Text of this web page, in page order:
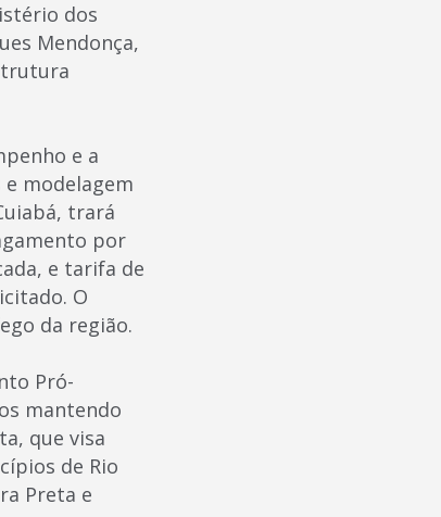
dos
Mendonça,
e a
modelagem
trará
por
e tarifa de
O
da região.
Pró-
mantendo
que visa
de Rio
Preta e